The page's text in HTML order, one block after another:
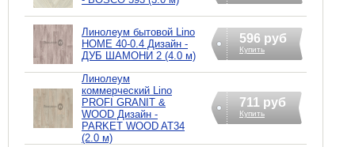
Линолеум бытовой Lino
HOME 40-0.4 Дизайн -
ДУБ ШАМОНИ 2 (4.0 м)
596 руб
Купить
Линолеум
коммерческий Lino
PROFI GRANIT &
WOOD Дизайн -
PARKET WOOD AT34
(2.0 м)
711 руб
Купить